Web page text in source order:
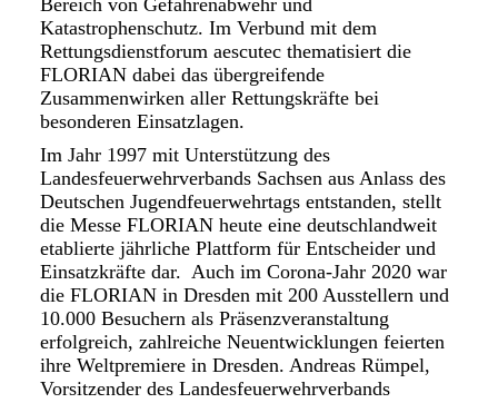
Bereich von Gefahrenabwehr und
Katastrophenschutz. Im Verbund mit dem
Rettungsdienstforum aescutec thematisiert die
FLORIAN dabei das übergreifende
Zusammenwirken aller Rettungskräfte bei
besonderen Einsatzlagen.
Im Jahr 1997 mit Unterstützung des
Landesfeuerwehrverbands Sachsen aus Anlass des
Deutschen Jugendfeuerwehrtags entstanden, stellt
die Messe FLORIAN heute eine deutschlandweit
etablierte jährliche Plattform für Entscheider und
Einsatzkräfte dar. Auch im Corona-Jahr 2020 war
die FLORIAN in Dresden mit 200 Ausstellern und
10.000 Besuchern als Präsenzveranstaltung
erfolgreich, zahlreiche Neuentwicklungen feierten
ihre Weltpremiere in Dresden. Andreas Rümpel,
Vorsitzender des Landesfeuerwehrverbands